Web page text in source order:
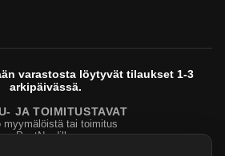
varastosta löytyvät tilaukset 1-3
arkipäivässä.
JA TOIMITUSTAVAT
myymälöistä tai toimitus
PostNordilla.